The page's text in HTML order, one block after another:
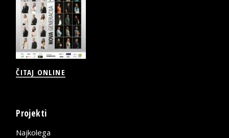
ČITAJ ONLINE
Projekti
Najkolega